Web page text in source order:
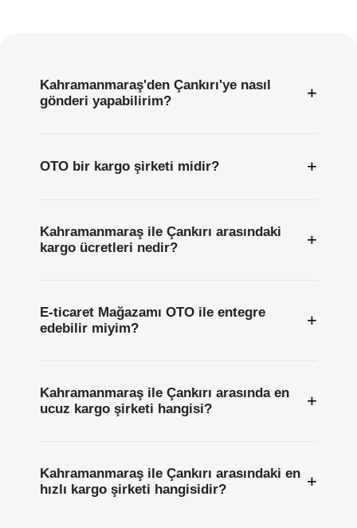
Kahramanmaraş'den Çankırı'ye nasıl
gönderi yapabilirim?
+
OTO bir kargo şirketi midir? +
Kahramanmaraş ile Çankırı arasındaki
kargo ücretleri nedir?
+
E-ticaret Mağazamı OTO ile entegre
edebilir miyim?
+
Kahramanmaraş ile Çankırı arasında en
ucuz kargo şirketi hangisi?
+
Kahramanmaraş ile Çankırı arasındaki en
hızlı kargo şirketi hangisidir?
+